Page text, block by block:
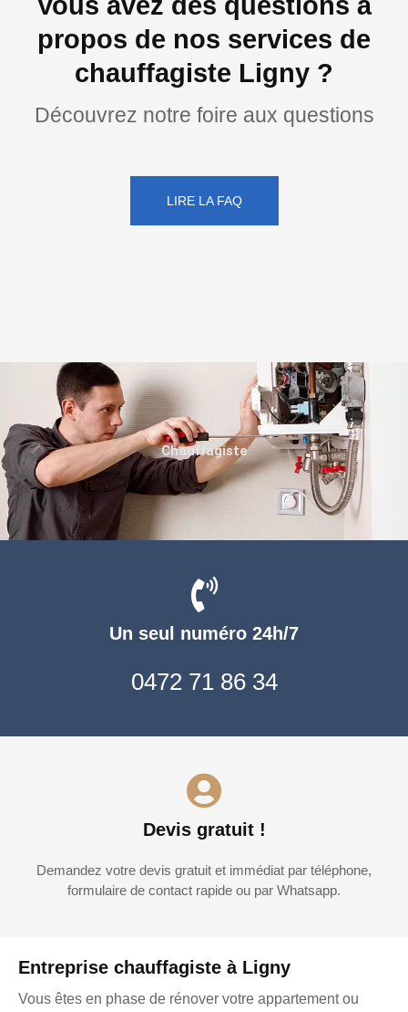
propos de nos services de
chauffagiste Ligny ?
Découvrez notre foire aux questions
LIRE LA FAQ
Entreprise chauffagiste à Ligny
Vous êtes en phase de rénover votre appartement ou
Un seul numéro 24h/7
0472 71 86 34
Devis gratuit !
Demandez votre devis gratuit et immédiat par téléphone,
formulaire de contact rapide ou par Whatsapp.
Chauffagiste